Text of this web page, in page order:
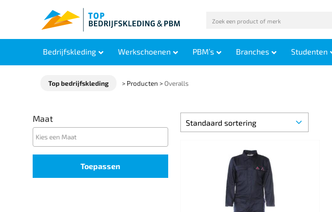
Bedrijfskleding Werkschoenen PBM’s Branches Studenten
Top bedrijfskleding > Producten > Overalls
Maat
Toepassen